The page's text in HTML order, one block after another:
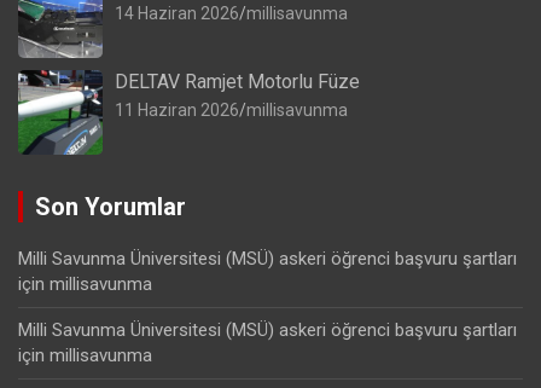
14 Haziran 2026 millisavunma
DELTAV Ramjet Motorlu Füze
11 Haziran 2026 millisavunma
Son Yorumlar
Milli Savunma Üniversitesi (MSÜ) askeri öğrenci başvuru şartları
için millisavunma
Milli Savunma Üniversitesi (MSÜ) askeri öğrenci başvuru şartları
için millisavunma